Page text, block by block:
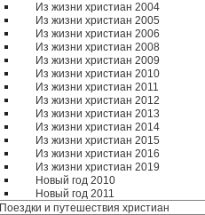
Из жизни христиан 2004
Из жизни христиан 2005
Из жизни христиан 2006
Из жизни христиан 2008
Из жизни христиан 2009
Из жизни христиан 2010
Из жизни христиан 2011
Из жизни христиан 2012
Из жизни христиан 2013
Из жизни христиан 2014
Из жизни христиан 2015
Из жизни христиан 2016
Из жизни христиан 2019
Новый год 2010
Новый год 2011
Поездки и путешествия христиан